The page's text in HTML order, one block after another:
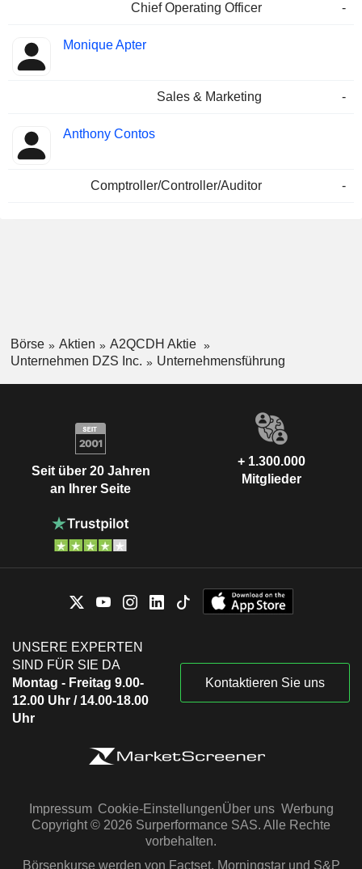
Chief Operating Officer -
Monique Apter
Sales & Marketing -
Anthony Contos
Comptroller/Controller/Auditor -
Börse Aktien
A2QCDH Aktie
Unternehmen DZS Inc.
Unternehmensführung
Seit über 20 Jahren
an Ihrer Seite
+ 1.300.000
Mitglieder
UNSERE EXPERTEN
SIND FÜR SIE DA
Montag - Freitag 9.00-
12.00 Uhr / 14.00-18.00
Uhr
Kontaktieren Sie uns
Impressum Cookie-EinstellungenÜber uns Werbung
Copyright © 2026 Surperformance SAS. Alle Rechte
vorbehalten.
Börsenkurse werden von Factset, Morningstar und S&P